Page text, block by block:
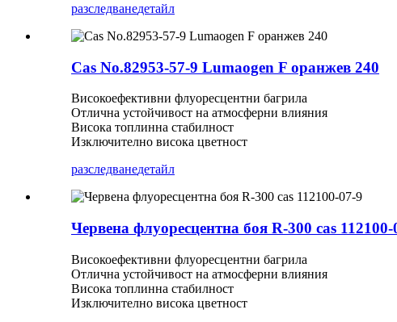
разследванедетайл
Cas No.82953-57-9 Lumaogen F оранжев 240
Високоефективни флуоресцентни багрила
Отлична устойчивост на атмосферни влияния
Висока топлинна стабилност
Изключително висока цветност
разследванедетайл
Червена флуоресцентна боя R-300 cas 112100-
Високоефективни флуоресцентни багрила
Отлична устойчивост на атмосферни влияния
Висока топлинна стабилност
Изключително висока цветност